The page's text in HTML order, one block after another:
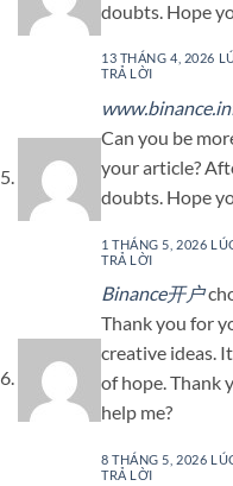
doubts. Hope
13 THÁNG 4, 2026
TRẢ LỜI
Can you be
your article?
doubts. Hope
1 THÁNG 5, 2026
TRẢ LỜI
Binance开户
Thank you for
creative ideas.
of hope. Thank
help me?
8 THÁNG 5, 2026
TRẢ LỜI